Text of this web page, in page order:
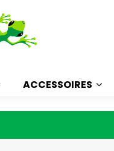
ACCESSOIRES